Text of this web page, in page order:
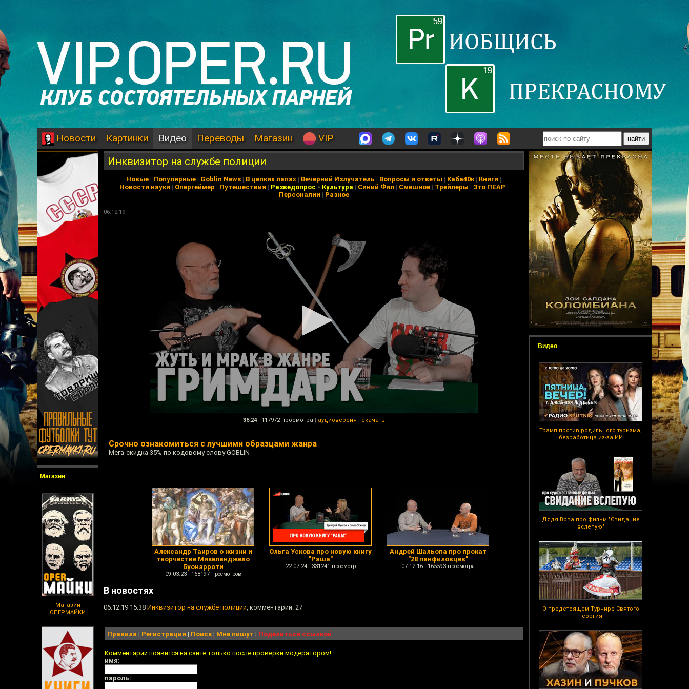
Новости Картинки Видео Переводы Магазин VIP
Магазин
Магазин
ОПЕРМАЙКИ
Видео
Трамп против родильного туризма,
безработица из-за ИИ
Дядя Вова про фильм "Свидание
вслепую"
О предстоящем Турнире Святого
Георгия
Инквизитор на службе полиции
Новые | Популярные | Goblin News | В цепких лапах | Вечерний Излучатель | Вопросы и ответы | Каба40к| Книги |
Новости науки | Опергеймер | Путешествия | Разведопрос - Культура | Синий Фил | Смешное| Трейлеры | Это ПЕАР |
Персоналии | Разное
06.12.19
36:24 | 117972 просмотра | аудиоверсия | скачать
Срочно ознакомиться с лучшими образцами жанра
Мега-скидка 35% по кодовому слову GOBLIN
Александр Таиров о жизни и
творчестве Микеланджело
Буонарроти
09.03.23 168197 просмотров
Ольга Ускова про новую книгу
"Раша"
22.07.24 331241 просмотр
Андрей Шальопа про прокат
"28 панфиловцев"
07.12.16 165593 просмотра
В новостях
06.12.19 15:38 Инквизитор на службе полиции, комментарии: 27
Правила | Регистрация | Поиск| Мне пишут | Поделиться ссылкой
Комментарий появится на сайте только после проверки модератором!
имя:
пароль: